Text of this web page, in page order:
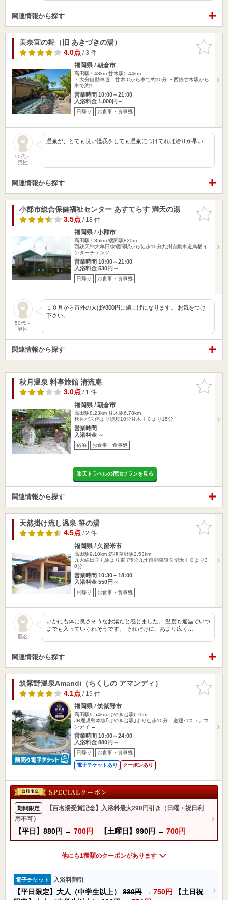
関連情報から探す
お気に入
りに追加
美奈宜の舞（旧 あきづきの湯）
4.0点/ 3 件
福岡県 / 朝倉市
高田駅7.43km 甘木駅5.44km
・大分自動車道 甘木ICから車で約10分 ・西鉄甘木駅から
車で約1…
営業時間 10:00～21:00
入浴料金 1,000円～
日帰り お食事・食事処
50代～
男性
温泉が、とても良い怪我をしても温泉につけてれば治りが早い！
関連情報から探す
お気に入
りに追加
小郡市総合保健福祉センター あすてらす 満天の湯
3.5点/ 18 件
福岡県 / 小郡市
高田駅7.85km 端間駅820m
西鉄天神大牟田線端間駅から徒歩10分九州自動車道鳥栖イ
ンターチェンジ…
営業時間 10:00～21:00
入浴料金 530円～
日帰り お食事・食事処
50代～
男性
１０月から市外の人は¥800円に値上げになります。 お気をつけ
下さい。
関連情報から探す
お気に入
りに追加
秋月温泉 料亭旅館 清流庵
3.0点/ 1 件
福岡県 / 朝倉市
高田駅8.23km 甘木駅6.78km
秋月バス停より徒歩10分甘木ＩＣより15分
営業時間
入浴料金 ～
宿泊 お食事・食事処
楽天トラベルの宿泊プランを見る
関連情報から探す
お気に入
りに追加
天然掛け流し温泉 笹の湯
4.5点/ 2 件
福岡県 / 久留米市
高田駅9.10km 筑後草野駅2.53km
九大線田主丸駅より車で5分九州自動車道久留米ＩＣより3
0分
営業時間 10:30～18:00
入浴料金 550円～
日帰り お食事・食事処
匿名
いかにも体に良さそうなお湯だと感じました。 温度も適温でいつ
までも入っていられそうです。 それだけに、あまり広く…
関連情報から探す
お気に入
りに追加
筑紫野温泉Amandi（ちくしの アマンディ）
4.1点/ 19 件
福岡県 / 筑紫野市
高田駅9.54km けやき台駅670m
JR鹿児島本線｢けやき台駅｣より徒歩10分、送迎バス（アマ
ンディ →…
営業時間 10:00～24:00
入浴料金 880円～
日帰り お食事・食事処
電子チケットあり クーポンあり
期間限定
【百名湯受賞記念】入浴料最大290円引き（日曜・祝日利
用不可）
【平日】 880円 → 700円 【土曜日】 990円 → 700円
他にも1種類のクーポンがあります
電子チケット 入浴料割引
【平日限定】大人（中学生以上） 880円 → 750円
【土日祝